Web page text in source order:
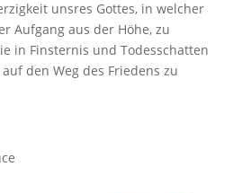
unsres Gottes, in welcher
Aufgang aus der Höhe, zu
in Finsternis und Todesschatten
den Weg des Friedens zu